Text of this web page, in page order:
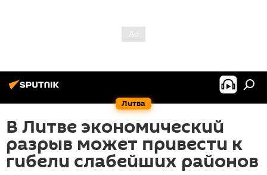
Литва
В Литве экономический
разрыв может привести к
гибели слабейших районов